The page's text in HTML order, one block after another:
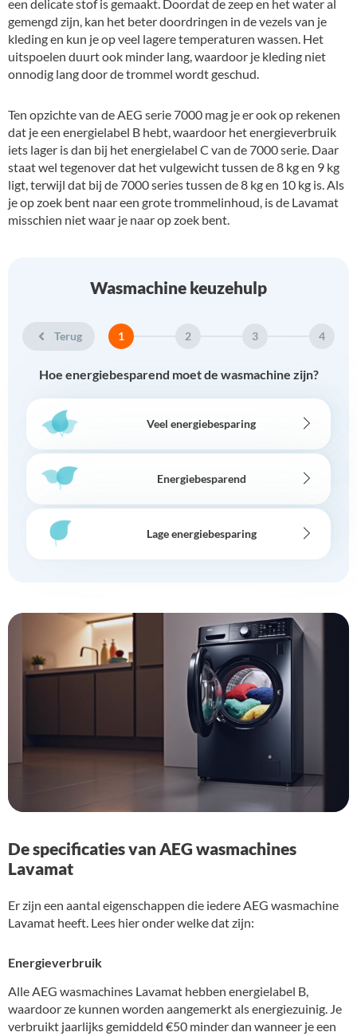
een delicate stof is gemaakt. Doordat de zeep en het water al
gemengd zijn, kan het beter doordringen in de vezels van je
kleding en kun je op veel lagere temperaturen wassen. Het
uitspoelen duurt ook minder lang, waardoor je kleding niet
onnodig lang door de trommel wordt geschud.
Ten opzichte van de AEG serie 7000 mag je er ook op rekenen
dat je een energielabel B hebt, waardoor het energieverbruik
iets lager is dan bij het energielabel C van de 7000 serie. Daar
staat wel tegenover dat het vulgewicht tussen de 8 kg en 9 kg
ligt, terwijl dat bij de 7000 series tussen de 8 kg en 10 kg is. Als
je op zoek bent naar een grote trommelinhoud, is de Lavamat
misschien niet waar je naar op zoek bent.
Wasmachine keuzehulp
Terug 1 2 3 4
Hoe energiebesparend moet de wasmachine zijn?
Veel energiebesparing
Energiebesparend
Lage energiebesparing
De specificaties van AEG wasmachines
Lavamat
Er zijn een aantal eigenschappen die iedere AEG wasmachine
Lavamat heeft. Lees hier onder welke dat zijn:
Energieverbruik
Alle AEG wasmachines Lavamat hebben energielabel B,
waardoor ze kunnen worden aangemerkt als energiezuinig. Je
verbruikt jaarlijks gemiddeld €50 minder dan wanneer je een